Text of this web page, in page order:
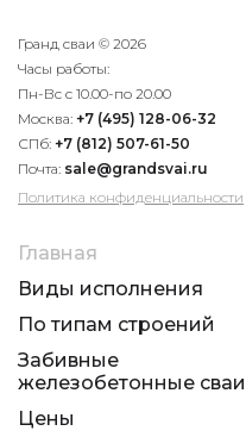
Гранд сваи © 2026
Часы работы:
Пн-Вс с 10.00-по 20.00
Москва: +7 (495) 128-06-32
СПб: +7 (812) 507-61-50
Почта: sale@grandsvai.ru
Политика конфиденциальности
Главная
Виды исполнения
По типам строений
Забивные
железобетонные сваи
Цены